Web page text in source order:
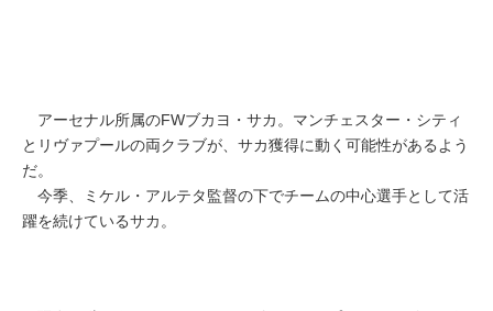
アーセナル所属のFWブカヨ・サカ。マンチェスター・シティ
とリヴァプールの両クラブが、サカ獲得に動く可能性があるよう
だ。
今季、ミケル・アルテタ監督の下でチームの中心選手として活
躍を続けているサカ。